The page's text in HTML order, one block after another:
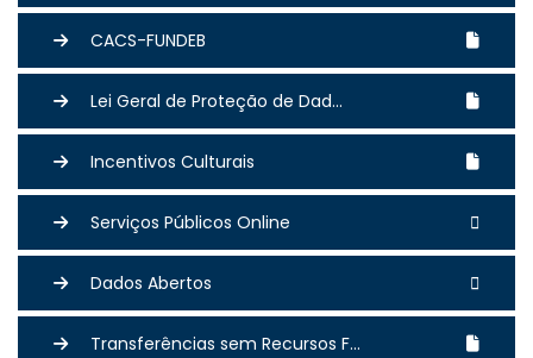
CACS-FUNDEB
Lei Geral de Proteção de Dad...
Incentivos Culturais
Serviços Públicos Online
Dados Abertos
Transferências sem Recursos F...